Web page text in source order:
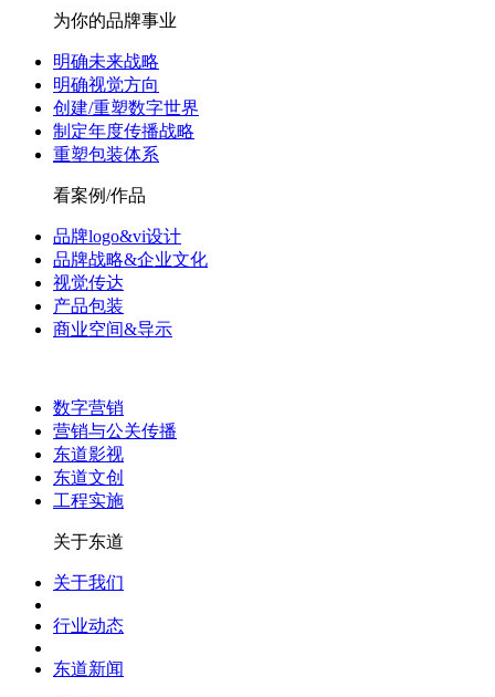
为你的品牌事业
明确未来战略
明确视觉方向
创建/重塑数字世界
制定年度传播战略
重塑包装体系
看案例/作品
品牌logo&vi设计
品牌战略&企业文化
视觉传达
产品包装
商业空间&导示
数字营销
营销与公关传播
东道影视
东道文创
工程实施
关于东道
关于我们
行业动态
东道新闻